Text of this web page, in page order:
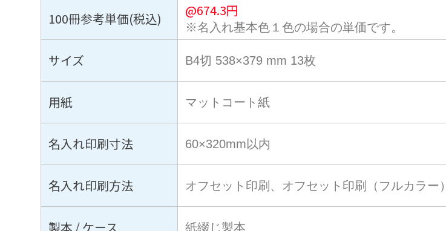
100冊参考単価(税込) @674.3円
※名入れ基本色１色の場合の単価です。
サイズ B4切 538×379 mm 13枚
用紙 マットコート紙
名入れ印刷寸法 60×320mm以内
名入れ印刷方法 オフセット印刷、オフセット印刷（フルカラー）
製本 / ケース 紙綴じ製本